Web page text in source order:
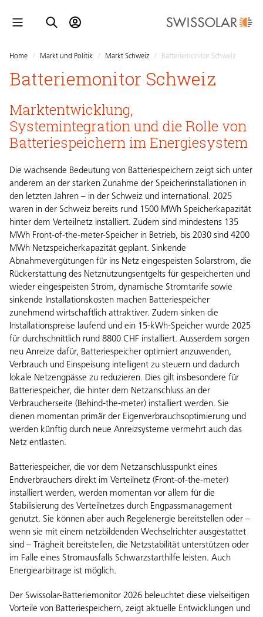
Home / Markt und Politik / Markt Schweiz / Batteriemonitor Schweiz
Batteriemonitor Schweiz
Marktentwicklung,
Systemintegration und die Rolle von
Batteriespeichern im Energiesystem
Die wachsende Bedeutung von Batteriespeichern zeigt sich unter
anderem an der starken Zunahme der Speicherinstallationen in
den letzten Jahren – in der Schweiz und international. 2025
waren in der Schweiz bereits rund 1500 MWh Speicherkapazität
hinter dem Verteilnetz installiert. Zudem sind mindestens 135
MWh Front-of-the-meter-Speicher in Betrieb, bis 2030 sind 4200
MWh Netzspeicherkapazität geplant. Sinkende
Abnahmevergütungen für ins Netz eingespeisten Solarstrom, die
Rückerstattung des Netznutzungsentgelts für gespeicherten und
wieder eingespeisten Strom, dynamische Stromtarife sowie
sinkende Installationskosten machen Batteriespeicher
zunehmend wirtschaftlich attraktiver. Zudem sinken die
Installationspreise laufend und ein 15-kWh-Speicher wurde 2025
für durchschnittlich rund 8800 CHF installiert. Ausserdem sorgen
neu Anreize dafür, Batteriespeicher optimiert anzuwenden,
Verbrauch und Einspeisung intelligent zu steuern und dadurch
lokale Netzengpässe zu reduzieren. Dies gilt insbesondere für
Batteriespeicher, die hinter dem Netzanschluss an der
Verbraucherseite (Behind-the-meter) installiert werden. Sie
dienen momentan primär der Eigenverbrauchsoptimierung und
werden künftig durch neue Anreizsysteme vermehrt auch das
Netz entlasten.
Batteriespeicher, die vor dem Netzanschlusspunkt eines
Endverbrauchers direkt im Verteilnetz (Front-of-the-meter)
installiert werden, werden momentan vor allem für die
Stabilisierung des Verteilnetzes durch Engpassmanagement
genutzt. Sie können aber auch Regelenergie bereitstellen oder –
wenn sie mit einem netzbildenden Wechselrichter ausgestattet
sind – Trägheit bereitstellen, die Netzstabilität unterstützen oder
im Falle eines Stromausfalls Schwarzstarthilfe leisten. Auch
Energiearbitrage ist möglich.
Der Swissolar-Batteriemonitor 2026 beleuchtet diese vielseitigen
Vorteile von Batteriespeichern, zeigt aktuelle Entwicklungen und